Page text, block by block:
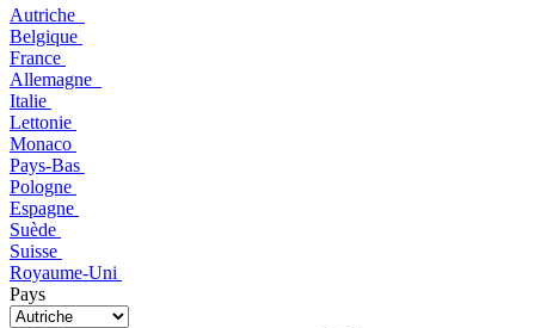
Autriche
Belgique
France
Allemagne
Italie
Lettonie
Monaco
Pays-Bas
Pologne
Espagne
Suède
Suisse
Royaume-Uni
Pays